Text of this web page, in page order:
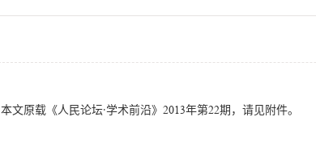
本文原载《人民论坛·学术前沿》2013年第22期，请见附件。